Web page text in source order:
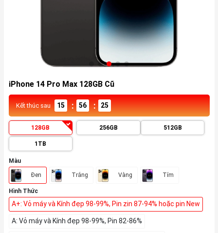
iPhone 14 Pro Max 128GB Cũ
Kết thúc sau 15 : 56 : 23
128GB 256GB 512GB
1TB
Màu
Đen Trắng Vàng Tím
Hình Thức
A+: Vỏ máy và Kính đẹp 98-99%, Pin zin 87-94% hoặc pin New
A: Vỏ máy và Kính đẹp 98-99%, Pin 82-86%